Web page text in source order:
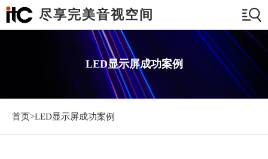
尽享完美音视空间
LED显示屏成功案例
首页>LED显示屏成功案例